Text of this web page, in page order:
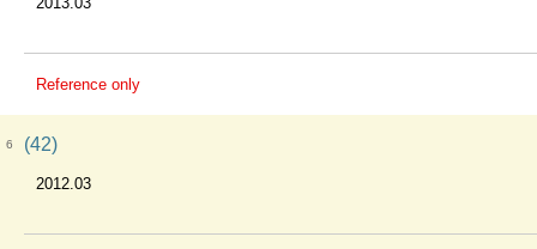
Reference only
6 (42)
2012.03